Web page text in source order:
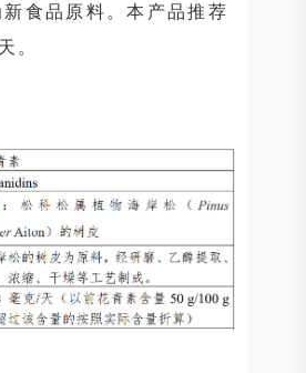
新食品原料。本产品推荐
。